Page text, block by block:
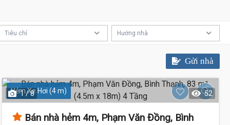
12.98 Tỷ
Tiêu chí Hướng nhà
Gửi nhà
Hẻm Xe Hơi (4 m)
1 / 8 52
Bán nhà hẻm 4m, Phạm Văn Đồng, Bình